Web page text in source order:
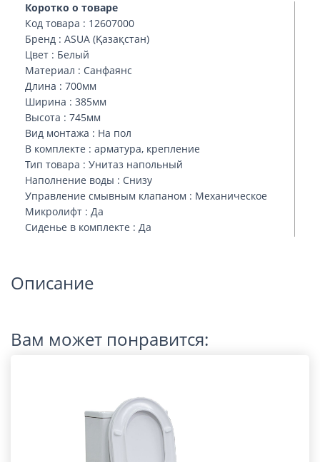
Коротко о товаре
Код товара : 12607000
Бренд : ASUA (Қазақстан)
Цвет : Белый
Материал : Санфаянс
Длина : 700мм
Ширина : 385мм
Высота : 745мм
Вид монтажа : На пол
В комплекте : арматура, крепление
Тип товара : Унитаз напольный
Наполнение воды : Снизу
Управление смывным клапаном : Механическое
Микролифт : Да
Сиденье в комплекте : Да
Описание
Вам может понравится: